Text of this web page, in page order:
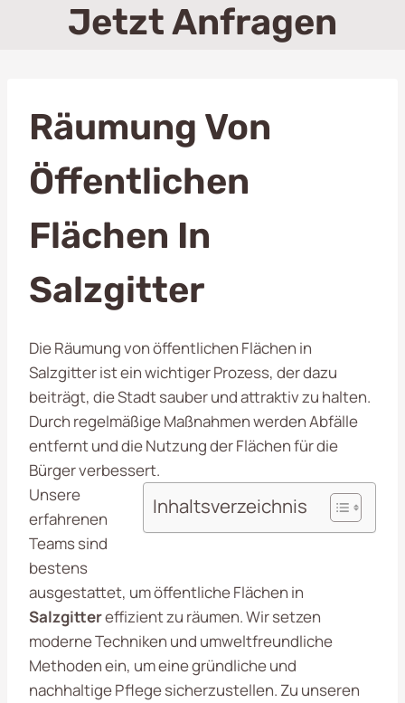
Jetzt Anfragen
Räumung Von
Öffentlichen
Flächen In
Salzgitter
Die Räumung von öffentlichen Flächen in
Salzgitter ist ein wichtiger Prozess, der dazu
beiträgt, die Stadt sauber und attraktiv zu halten.
Durch regelmäßige Maßnahmen werden Abfälle
entfernt und die Nutzung der Flächen für die
Bürger verbessert.
Inhaltsverzeichnis
Unsere
erfahrenen
Teams sind
bestens
ausgestattet, um öffentliche Flächen in
Salzgittereffizient zu räumen. Wir setzen
moderne Techniken und umweltfreundliche
Methoden ein, um eine gründliche und
nachhaltige Pflege sicherzustellen. Zu unseren